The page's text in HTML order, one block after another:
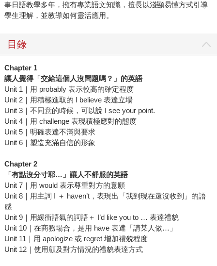
事日語教學多年，擁有專業語文知識，擅長以淺顯易懂方式引導
學生理解，並教導如何靈活應用。
目錄
Chapter 1
讓人覺得「交給這個人沒問題嗎？」的英語
Unit 1｜用 probably 表示較高的確定程度
Unit 2｜用積極進取的 I believe 表達立場
Unit 3｜不同意的時候，可以說 I see your point.
Unit 4｜用 challenge 表現積極應對的態度
Unit 5｜明確表達不滿與要求
Unit 6｜塑造充滿自信的形象
Chapter 2
「有點沒分寸耶…」讓人不舒服的英語
Unit 7｜用 would 表示尊重對方的意願
Unit 8｜用主詞 I ＋ haven’t，表現出「我到現在還沒收到」的語
感
Unit 9｜用緩衝語氣的詞語＋ I’d like you to … 表達禮貌
Unit 10｜在商務場合，是用 have 表達「請某人做…」
Unit 11｜用 apologize 或 regret 增加禮貌程度
Unit 12｜使用顧及對方情況的禮貌表達方式